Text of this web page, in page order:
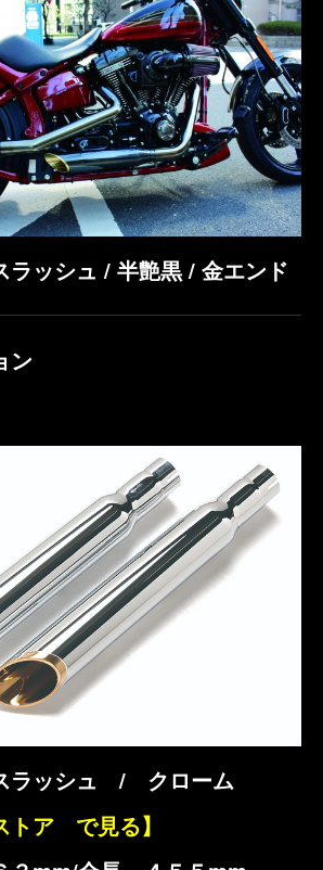
ッシュ / 半艶黒 / 金エンド
ン
ラッシュ / クローム
トア で見る】